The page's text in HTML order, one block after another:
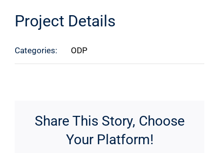
Project Details
Categories: ODP
Share This Story, Choose
Your Platform!